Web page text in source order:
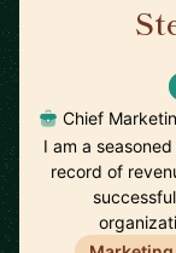
Chief
I am a
record of